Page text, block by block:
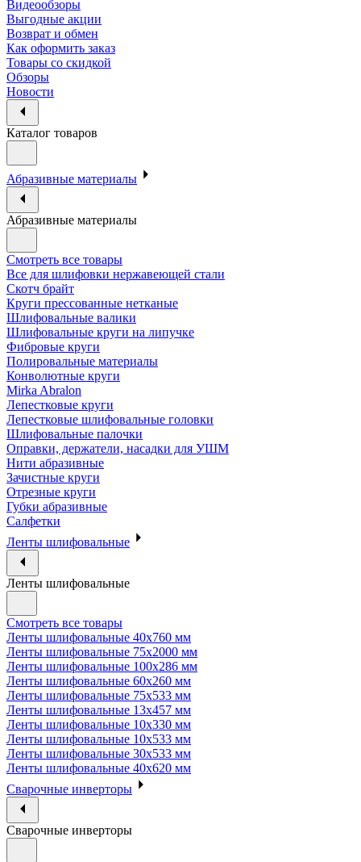
Видеообзоры
Выгодные акции
Возврат и обмен
Как оформить заказ
Товары со скидкой
Обзоры
Новости
Каталог товаров
Абразивные материалы
Абразивные материалы
Смотреть все товары
Все для шлифовки нержавеющей стали
Скотч брайт
Круги прессованные нетканые
Шлифовальные валики
Шлифовальные круги на липучке
Фибровые круги
Полировальные материалы
Конволютные круги
Mirka Abralon
Лепестковые круги
Лепестковые шлифовальные головки
Шлифовальные палочки
Оправки, держатели, насадки для УШМ
Нити абразивные
Зачистные круги
Отрезные круги
Губки абразивные
Салфетки
Ленты шлифовальные
Ленты шлифовальные
Смотреть все товары
Ленты шлифовальные 40х760 мм
Ленты шлифовальные 75х2000 мм
Ленты шлифовальные 100х286 мм
Ленты шлифовальные 60х260 мм
Ленты шлифовальные 75х533 мм
Ленты шлифовальные 13х457 мм
Ленты шлифовальные 10х330 мм
Ленты шлифовальные 10х533 мм
Ленты шлифовальные 30х533 мм
Ленты шлифовальные 40х620 мм
Сварочные инверторы
Сварочные инверторы